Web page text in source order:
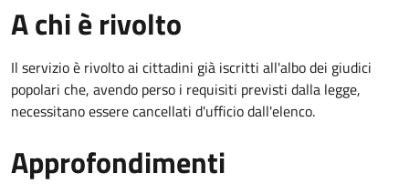
A chi è rivolto
Il servizio è rivolto ai cittadini già iscritti all'albo dei giudici
popolari che, avendo perso i requisiti previsti dalla legge,
necessitano essere cancellati d'ufficio dall'elenco.
Approfondimenti